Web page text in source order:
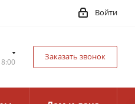
Войти
Заказать звонок